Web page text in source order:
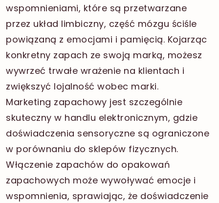
wspomnieniami, które są przetwarzane
przez układ limbiczny, część mózgu ściśle
powiązaną z emocjami i pamięcią. Kojarząc
konkretny zapach ze swoją marką, możesz
wywrzeć trwałe wrażenie na klientach i
zwiększyć lojalność wobec marki.
Marketing zapachowy jest szczególnie
skuteczny w handlu elektronicznym, gdzie
doświadczenia sensoryczne są ograniczone
w porównaniu do sklepów fizycznych.
Włączenie zapachów do opakowań
zapachowych może wywoływać emocje i
wspomnienia, sprawiając, że doświadczenie